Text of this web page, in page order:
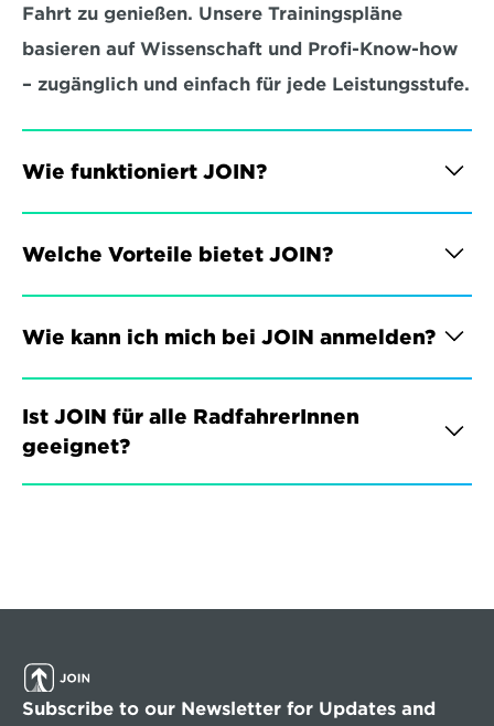
Fahrt zu genießen. Unsere Trainingspläne
basieren auf Wissenschaft und Profi-Know-how
– zugänglich und einfach für jede Leistungsstufe.
Wie funktioniert JOIN?
Welche Vorteile bietet JOIN?
Wie kann ich mich bei JOIN anmelden?
Ist JOIN für alle RadfahrerInnen
geeignet?
Subscribe to our Newsletter for Updates and